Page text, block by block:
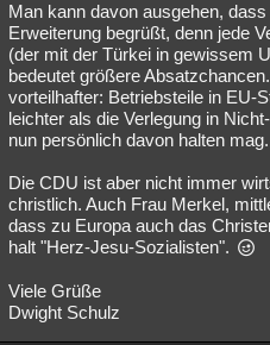
Man kann davon ausgehen,
Erweiterung begrüßt, denn jede
(der mit der Türkei in gewissem
bedeutet größere
vorteilhafter: Betriebsteile in EU-
leichter als die Verlegung in
nun persönlich davon halten mag.
Die CDU ist aber nicht immer
christlich. Auch Frau Merkel,
dass zu Europa auch das
halt "Herz-Jesu-Sozialisten".
Viele Grüße
Dwight Schulz